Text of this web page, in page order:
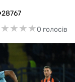
28767
★★★★
★★★★0 голосів